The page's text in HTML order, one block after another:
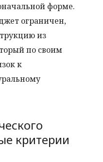
форме.
ограничен,
из
по своим
к
критерии